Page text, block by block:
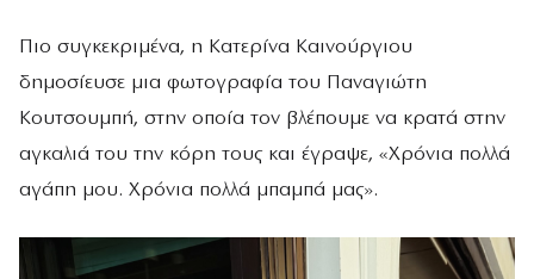
Πιο συγκεκριμένα, η Κατερίνα Καινούργιου
δημοσίευσε μια φωτογραφία του Παναγιώτη
Κουτσουμπή, στην οποία τον βλέπουμε να κρατά στην
αγκαλιά του την κόρη τους και έγραψε, «Χρόνια πολλά
αγάπη μου. Χρόνια πολλά μπαμπά μας».